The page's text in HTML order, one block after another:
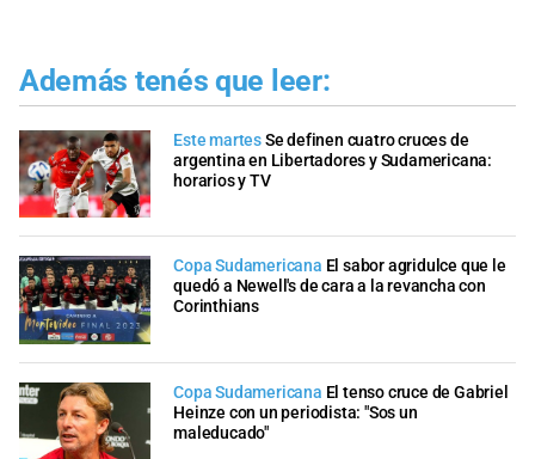
Además tenés que leer:
Este martesSe definen cuatro cruces de
argentina en Libertadores y Sudamericana:
horarios y TV
Copa Sudamericana El sabor agridulce que le
quedó a Newell's de cara a la revancha con
Corinthians
Copa Sudamericana El tenso cruce de Gabriel
Heinze con un periodista: "Sos un
maleducado"